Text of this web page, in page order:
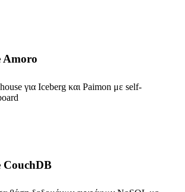
Amoro
για Iceberg και Paimon με self-
CouchDB